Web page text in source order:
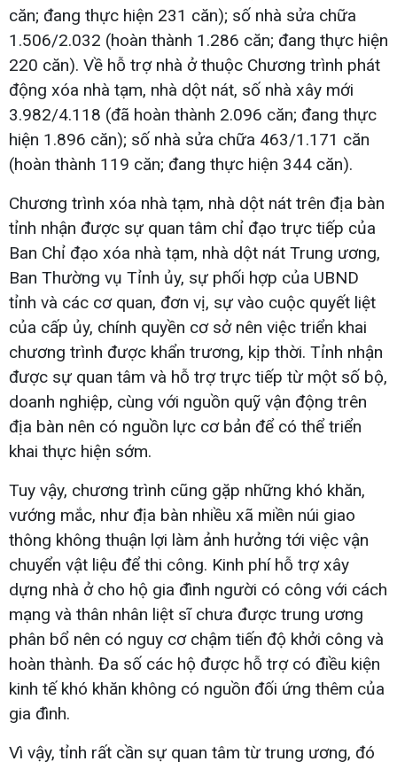
căn; đang thực hiện 231 căn); số nhà sửa chữa
1.506/2.032 (hoàn thành 1.286 căn; đang thực hiện
220 căn). Về hỗ trợ nhà ở thuộc Chương trình phát
động xóa nhà tạm, nhà dột nát, số nhà xây mới
3.982/4.118 (đã hoàn thành 2.096 căn; đang thực
hiện 1.896 căn); số nhà sửa chữa 463/1.171 căn
(hoàn thành 119 căn; đang thực hiện 344 căn).
Chương trình xóa nhà tạm, nhà dột nát trên địa bàn
tỉnh nhận được sự quan tâm chỉ đạo trực tiếp của
Ban Chỉ đạo xóa nhà tạm, nhà dột nát Trung ương,
Ban Thường vụ Tỉnh ủy, sự phối hợp của UBND
tỉnh và các cơ quan, đơn vị, sự vào cuộc quyết liệt
của cấp ủy, chính quyền cơ sở nên việc triển khai
chương trình được khẩn trương, kịp thời. Tỉnh nhận
được sự quan tâm và hỗ trợ trực tiếp từ một số bộ,
doanh nghiệp, cùng với nguồn quỹ vận động trên
địa bàn nên có nguồn lực cơ bản để có thể triển
khai thực hiện sớm.
Tuy vậy, chương trình cũng gặp những khó khăn,
vướng mắc, như địa bàn nhiều xã miền núi giao
thông không thuận lợi làm ảnh hưởng tới việc vận
chuyển vật liệu để thi công. Kinh phí hỗ trợ xây
dựng nhà ở cho hộ gia đình người có công với cách
mạng và thân nhân liệt sĩ chưa được trung ương
phân bổ nên có nguy cơ chậm tiến độ khởi công và
hoàn thành. Đa số các hộ được hỗ trợ có điều kiện
kinh tế khó khăn không có nguồn đối ứng thêm của
gia đình.
Vì vậy, tỉnh rất cần sự quan tâm từ trung ương, đó